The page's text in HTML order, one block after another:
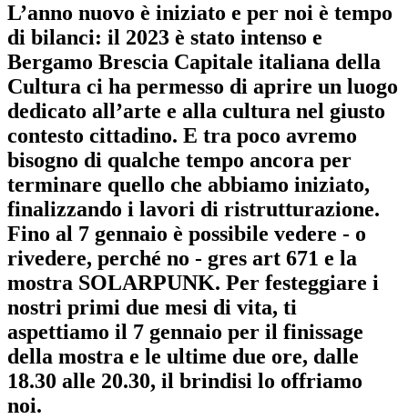
L’anno nuovo è iniziato e per noi è tempo
di bilanci: il 2023 è stato intenso e
Bergamo Brescia Capitale italiana della
Cultura ci ha permesso di aprire un luogo
dedicato all’arte e alla cultura nel giusto
contesto cittadino. E tra poco avremo
bisogno di qualche tempo ancora per
terminare quello che abbiamo iniziato,
finalizzando i lavori di ristrutturazione.
Fino al 7 gennaio è possibile vedere - o
rivedere, perché no - gres art 671 e la
mostra SOLARPUNK. Per festeggiare i
nostri primi due mesi di vita, ti
aspettiamo il 7 gennaio per il finissage
della mostra e le ultime due ore, dalle
18.30 alle 20.30, il brindisi lo offriamo
noi.